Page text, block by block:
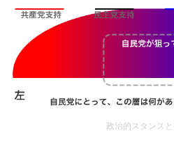
政治的スタンス